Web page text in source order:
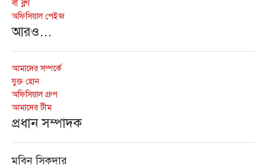
বী ব্লগ
অফিসিয়াল পেইজ
আরও…
আমাদের সম্পর্কে
যুক্ত হোন
অফিসিয়াল গ্রুপ
আমাদের টীম
প্রধান সম্পাদক
মবিন সিকদার